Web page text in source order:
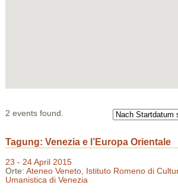
2 events found.
Tagung: Venezia e l’Europa Orientale
23 - 24 April 2015
Orte: Ateneo Veneto, Istituto Romeno di
Umanistica di Venezia